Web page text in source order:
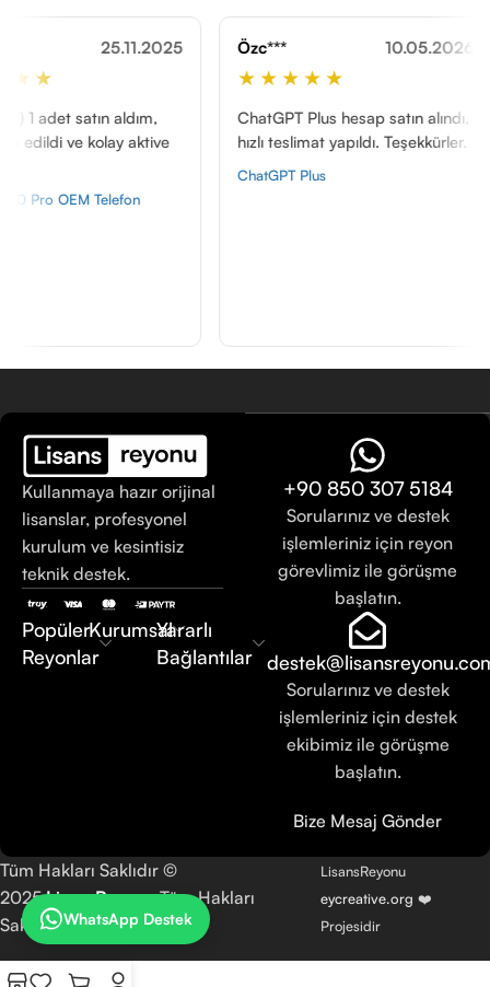
aldım,
aktive
Telefon
Özc*** 10.05.2026
★★★★★
ChatGPT Plus hesap satın alındı,
hızlı teslimat yapıldı. Teşekkürler.
ChatGPT Plus
İre***
Kullanmaya hazır orijinal
lisanslar, profesyonel
kurulum ve kesintisiz
teknik destek.
Popüler
Reyonlar
KurumsalYararlı
Bağlantılar
+90 850 307 5184
Sorularınız ve destek
işlemleriniz için reyon
görevlimiz ile görüşme
başlatın.
Sorularınız ve destek
işlemleriniz için destek
ekibimiz ile görüşme
başlatın.
Bize Mesaj Gönder
Tüm Hakları Saklıdır ©
2025LisansReyonuTüm Hakları
Saklıdır.
LisansReyonu
eycreative.org ❤️
Projesidir
WhatsApp Destek